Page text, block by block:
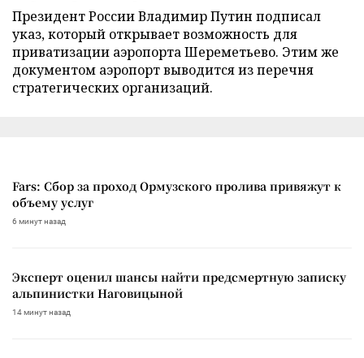
Президент России Владимир Путин подписал
указ, который открывает возможность для
приватизации аэропорта Шереметьево. Этим же
документом аэропорт выводится из перечня
стратегических организаций.
Fars: Сбор за проход Ормузского пролива привяжут к
объему услуг
6 минут назад
Эксперт оценил шансы найти предсмертную записку
альпинистки Наговицыной
14 минут назад